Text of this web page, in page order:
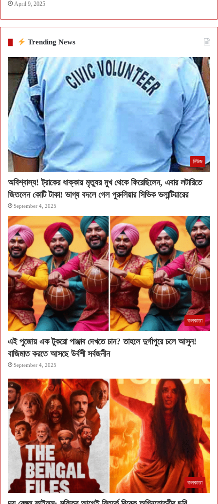
April 9, 2025
Trending News
নিউজ
অবিশ্বাস্য! ট্রাকের ধাক্কায় মৃত্যুর মুখ থেকে ফিরেছিলেন, এবার লটারিতে
জিতলেন কোটি টাকা! ভাগ্য বদলে গেল পুরুলিয়ার সিভিক ভলান্টিয়ারের
September 4, 2025
কলকাতা
এই পুজোয় এক টুকরো পাঞ্জাব দেখতে চান? তাহলে দুর্গাপুরে চলে আসুন!
বাজিমাত করতে আসছে উর্বশী সর্বজনীন
September 4, 2025
কলকাতা